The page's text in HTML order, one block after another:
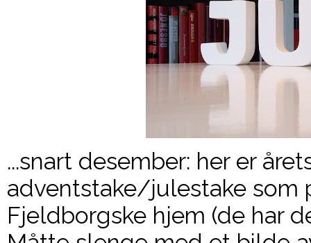
...snart desember: her er
adventstake/julestake som
Fjeldborgske hjem (de har